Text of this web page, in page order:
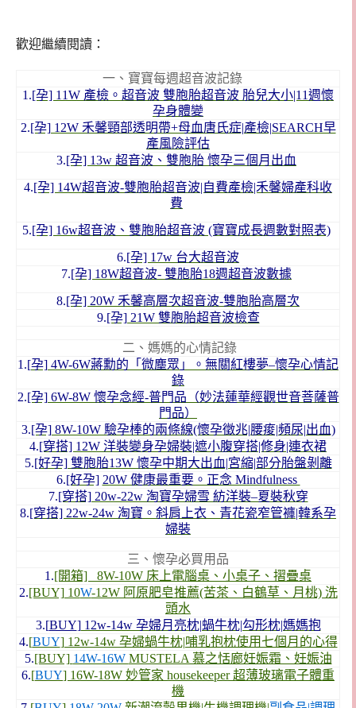
歡迎繼續閱讀：
一、寶寶每週超音波記錄
1.[孕] 11W 產檢。超音波 雙胞胎超音波 胎兒大小|11週懷
孕身體變
2.[孕] 12W 禾馨頸部透明帶+母血唐氏症|產檢|SEARCH早
產風險評估
3.[孕] 13w 超音波、雙胞胎 懷孕三個月出血
4.[孕] 14W超音波-雙胞胎超音波|自費產檢|禾馨婦產科收
費
5.[孕] 16w超音波、雙胞胎超音波 (寶寶成長週數對照表)
6.[孕] 17w 台大超音波
7.[孕] 18W超音波- 雙胞胎18週超音波數據
8.[孕] 20W 禾馨高層次超音波-雙胞胎高層次
9.[孕] 21W 雙胞胎超音波檢查
二、媽媽的心情記錄
1.[孕] 4W-6W蔣勳的「微塵眾」。無關紅樓夢–懷孕心情記
錄
2.[孕] 6W-8W 懷孕念經-普門品（妙法蓮華經觀世音菩薩普
門品）
3.[孕] 8W-10W 驗孕棒的兩條線(懷孕徵兆|腰痠|頻尿|出血)
4.[穿搭] 12W 洋裝變身孕婦裝|遮小腹穿搭|修身|連衣裙
5.[好孕] 雙胞胎13W 懷孕中期大出血|宮縮|部分胎盤剝離
6.[好孕] 20W 健康最重要。正念 Mindfulness
7.[穿搭] 20w-22w 淘寶孕婦雪 紡洋裝–夏裝秋穿
8.[穿搭] 22w-24w 淘寶。斜肩上衣、青花瓷窄管褲|韓系孕
婦裝
三、懷孕必買用品
1.[開箱] 8W-10W 床上電腦桌、小桌子、摺疊桌
2.[BUY] 10W-12W 阿原肥皂推薦(苦茶、白鶴草、月桃) 洗
頭水
3.[BUY]12w-14w 孕婦月亮枕|蝸牛枕|勾形枕|媽媽抱
4.[BUY] 12w-14w 孕婦蝸牛枕|哺乳抱枕使用七個月的心得
5.[BUY] 14W-16W MUSTELA 慕之恬廊妊娠霜、妊娠油
6.[BUY] 16W-18W 妙管家 housekeeper 超薄玻璃電子體重
機